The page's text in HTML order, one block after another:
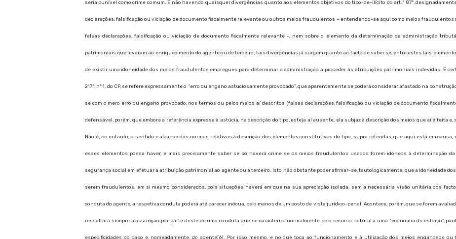
seria punível como crime comum. E não havendo quaisquer divergências quanto aos elementos objetivos do tipo-de-ilícito do art.º 87º,
declarações, falsificação ou viciação de documento fiscalmente relevante ou outros meios fraudulentos – entendendo-se aqui como meios
falsas declarações, falsificação ou viciação de documento fiscalmente relevante -, nem sobre o elemento da determinação da administração
patrimoniais que levaram ao enriquecimento do agente ou de terceiro, tais divergências já surgem quanto ao facto de saber se, entre estes tais
de existir uma idoneidade dos meios fraudulentos empregues para determinar a administração a proceder às atribuições patrimoniais indevidas. É
217º, nº 1, do CP, se refere expressamente o “erro ou engano astuciosamente provocado”, que aparentemente se poderá considerar afastado na
se com o mero erro ou engano provocado, nos termos ou pelos meios aí descritos (falsas declarações, falsificação ou viciação de documento
defensável, porém, que embora a referência expressa à astúcia, na descrição do tipo, esteja aí ausente, ela subjaz à descrição dos meios que aí é feita
Não é, no entanto, o sentido e alcance das normas relativas à descrição dos elementos constitutivos do tipo, supra referidas, que aqui está em
esses elementos possa haver, e mais precisamente saber se só haverá crime se os meios fraudulentos usados forem idóneos à determinação
segurança social em efetuar a atribuição patrimonial ao agente ou a terceiro. Isto não obstante poder afirmar-se, tautologicamente, que a idoneidade
serem fraudulentos, em si mesmo considerados, pois situações haverá em que na sua apreciação isolada, sem a necessária visão unitária dos
conduta do agente, a respetiva conduta poderá até parecer inócua, pelo menos de um posto de vista jurídico-penal. Acontece, porém, que se forem
ressaltará sempre a assunção por parte deste de uma conduta que se caracteriza normalmente pelo recurso natural a uma “economia de esforço”,
especificidades do caso e, nomeadamente, do agente[6]. Por isso mesmo, e no que toca ao funcionamento e à utilização dos meios enganosos